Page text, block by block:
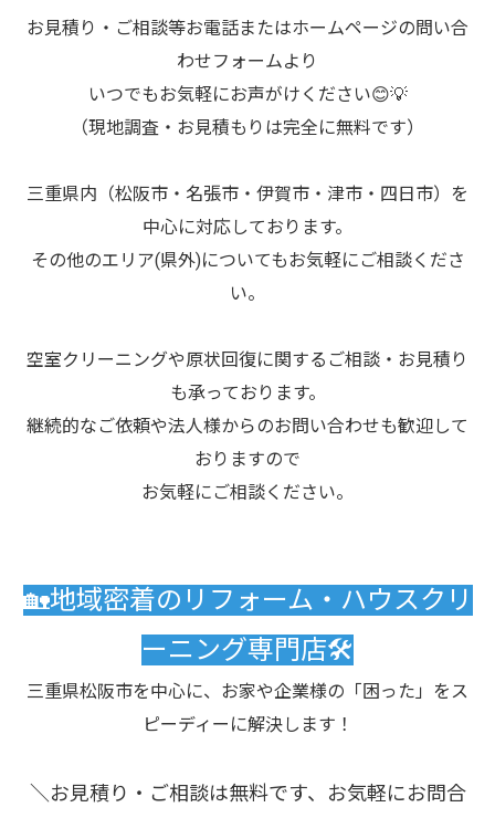
お見積り・ご相談等お電話またはホームページの問い合
わせフォームより
いつでもお気軽にお声がけください😊💡
（現地調査・お見積もりは完全に無料です）
三重県内（松阪市・名張市・伊賀市・津市・四日市）を
中心に対応しております。
その他のエリア(県外)についてもお気軽にご相談くださ
い。
空室クリーニングや原状回復に関するご相談・お見積り
も承っております。
継続的なご依頼や法人様からのお問い合わせも歓迎して
おりますので
お気軽にご相談ください。
🏡地域密着のリフォーム・ハウスクリ
ーニング専門店🛠️
三重県松阪市を中心に、お家や企業様の「困った」をス
ピーディーに解決します！
＼お見積り・ご相談は無料です、お気軽にお問合